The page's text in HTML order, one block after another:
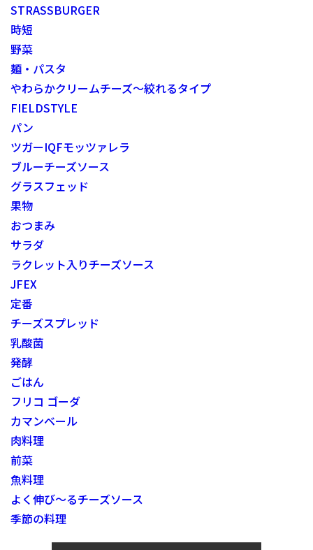
STRASSBURGER
時短
野菜
麺・パスタ
やわらかクリームチーズ～絞れるタイプ
FIELDSTYLE
パン
ツガーIQFモッツァレラ
ブルーチーズソース
グラスフェッド
果物
おつまみ
サラダ
ラクレット入りチーズソース
JFEX
定番
チーズスプレッド
乳酸菌
発酵
ごはん
フリコ ゴーダ
カマンベール
肉料理
前菜
魚料理
よく伸び～るチーズソース
季節の料理